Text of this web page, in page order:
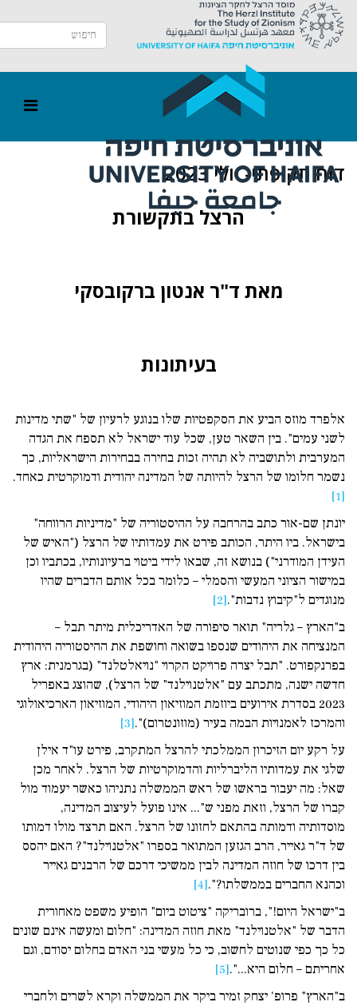
דוח תקופתי- יולי 2023
הרצל בתקשורת
מאת ד"ר אנטון ברקובסקי
בעיתונות
אלפרד מוזס הביע את הסקפטיות שלו בנוגע לרעיון של "שתי מדינות
לשני עמים". בין השאר טען, שכל עוד ישראל לא תספח את הגדה
המערבית ולתושביה לא תהיה זכות בחירה בבחירות הישראליות, כך
נשמר חלומו של הרצל להיותה של המדינה יהודית ודמוקרטית כאחד.
[1]
יונתן שם-אור כתב בהרחבה על ההיסטוריה של "מדיניות הרווחה"
בישראל. ביו היתר, הכותב פירט את עמדותיו של הרצל ("האיש של
העידן המודרני") בנושא זה, שבאו לידי ביטוי ברעיונותיו, בכתביו וכן
במישור הציוני המעשי והסמלי – כלומר בכל אותם הדברים שהיו
מנוגדים ל"קיבוץ נדבות".[2]
ב"הארץ – גלריה" תואר סיפורה של האדריכלית מיתר תבל –
המנציחה את היהודים שנספו בשואה וחושפת את ההיסטוריה היהודית
בפרנקפורט. "תבל יצרה פרויקט הקרוי "נויאלטלנד" (בגרמנית: ארץ
חדשה ישנה, מתכתב עם "אלטנוילנד" של הרצל), שהוצג באפריל
2023 בסדרת אירועים ביוזמת המוזיאון היהודי, המוזיאון הארכיאולוגי
והמרכז לאמנויות הבמה בעיר (מוזונטרום)".[3]
על רקע יום הזיכרון הממלכתי להרצל המתקרב, פירט עו"ד אילן
שלגי את עמדותיו הליברליות והדמוקרטיות של הרצל. לאחר מכן
שאל: מה יעבור בראשו של ראש הממשלה נתניהו כאשר יעמוד מול
קברו של הרצל, וזאת מפני ש"... אינו פועל לעיצוב המדינה,
מוסדותיה ודמותה בהתאם לחזונו של הרצל. האם תרצד מולו דמותו
של ד"ר גאייר, הרב הגזען המתואר בספרו "אלטנוילנד"? האם יהסס
בין דרכו של חוזה המדינה לבין ממשיכי דרכם של הרבנים גאייר
וכהנא החברים בממשלתו?".[4]
ב"ישראל היום!", ברובריקה "ציטוט ביום" הופיע משפט מאחורית
הדבר של "אלטנוילנד" מאת חוזה המדינה: "חלום ומעשה אינם שונים
כל כך כפי שנוטים לחשוב, כי כל מעשי בני האדם בחלום יסודם, וגם
אחריתם – חלום היא...".[5]
ב"הארץ" פרופ' יצחק זמיר ביקר את הממשלה וקרא לשרים ולחברי